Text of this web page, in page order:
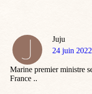
Juju
dit
24 juin
Marine premier ministre
France ..